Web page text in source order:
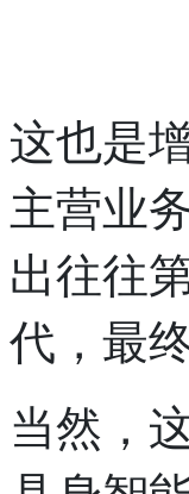
这也是
主营业
出往往
代，最
当然，